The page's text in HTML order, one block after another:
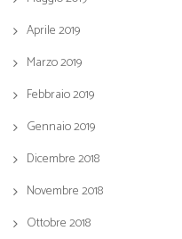
Aprile 2019
Marzo 2019
Febbraio 2019
Gennaio 2019
Dicembre 2018
Novembre 2018
Ottobre 2018